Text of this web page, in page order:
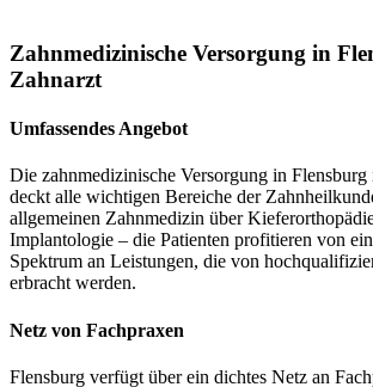
Zahnmedizinische Versorgung in
Zahnarzt
Umfassendes Angebot
Die zahnmedizinische Versorgung in
deckt alle wichtigen Bereiche der
allgemeinen Zahnmedizin über
Implantologie – die Patienten profitieren von
Spektrum an Leistungen, die von
erbracht werden.
Netz von Fachpraxen
Flensburg verfügt über ein dichtes Netz an